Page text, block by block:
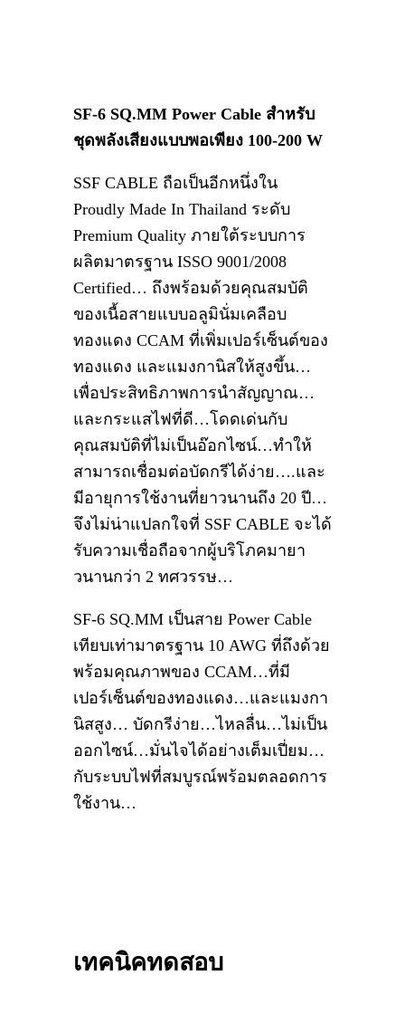
SF-6 SQ.MM Power Cable สำหรับ
ชุดพลังเสียงแบบพอเพียง 100-200 W
SSF CABLE ถือเป็นอีกหนึ่งใน
Proudly Made In Thailand ระดับ
Premium Quality ภายใต้ระบบการ
ผลิตมาตรฐาน ISSO 9001/2008
Certified… ถึงพร้อมด้วยคุณสมบัติ
ของเนื้อสายแบบอลูมินั่มเคลือบ
ทองแดง CCAM ที่เพิ่มเปอร์เซ็นต์ของ
ทองแดง และแมงกานิสให้สูงขึ้น…
เพื่อประสิทธิภาพการนำสัญญาณ…
และกระแสไฟที่ดี…โดดเด่นกับ
คุณสมบัติที่ไม่เป็นอ๊อกไซน์…ทำให้
สามารถเชื่อมต่อบัดกรีได้ง่าย….และ
มีอายุการใช้งานที่ยาวนานถึง 20 ปี…
จึงไม่น่าแปลกใจที่ SSF CABLE จะได้
รับความเชื่อถือจากผู้บริโภคมายา
วนานกว่า 2 ทศวรรษ…
SF-6 SQ.MM เป็นสาย Power Cable
เทียบเท่ามาตรฐาน 10 AWG ที่ถึงด้วย
พร้อมคุณภาพของ CCAM…ที่มี
เปอร์เซ็นต์ของทองแดง…และแมงกา
นิสสูง… บัดกรีง่าย…ไหลลื่น…ไม่เป็น
ออกไซน์…มั่นไจได้อย่างเต็มเปี่ยม…
กับระบบไฟที่สมบูรณ์พร้อมตลอดการ
ใช้งาน…
เทคนิคทดสอบ